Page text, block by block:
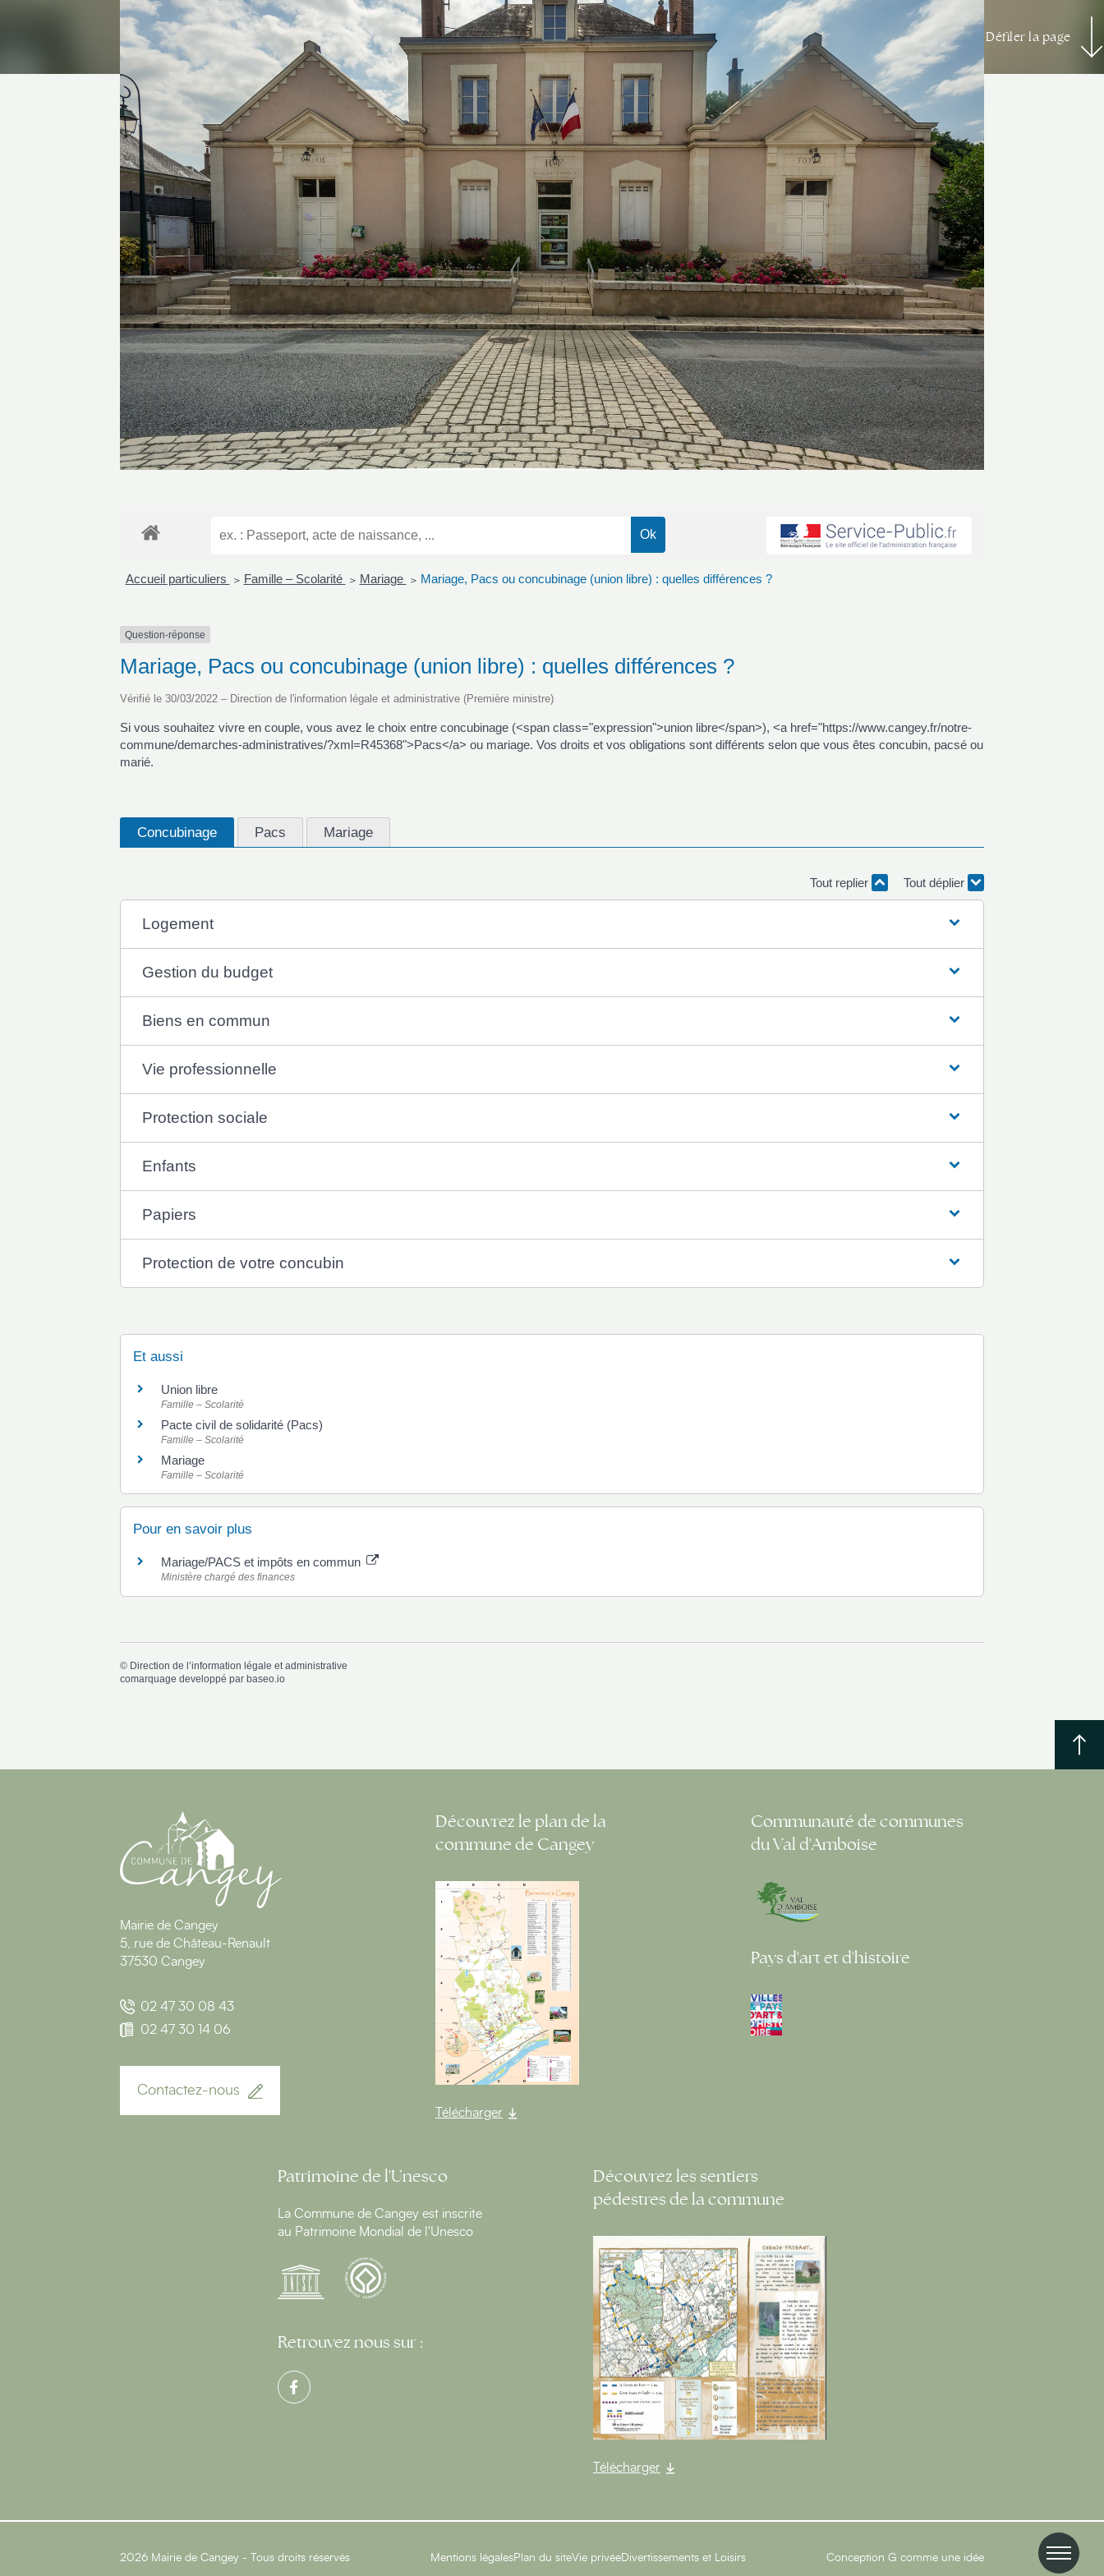
Défiler la page
Accueil particuliers > Famille – Scolarité > Mariage > Mariage, Pacs ou concubinage (union libre) : quelles différences ?
Question-réponse
Mariage, Pacs ou concubinage (union libre) : quelles différences ?
Vérifié le 30/03/2022 – Direction de l'information légale et administrative (Première ministre)
Si vous souhaitez vivre en couple, vous avez le choix entre concubinage (<span class="expression">union libre</span>), <a href="https://www.cangey.fr/notre-
commune/demarches-administratives/?xml=R45368">Pacs</a> ou mariage. Vos droits et vos obligations sont différents selon que vous êtes concubin, pacsé ou
marié.
Concubinage Pacs Mariage
Tout replier Tout déplier
Logement
Gestion du budget
Biens en commun
Vie professionnelle
Protection sociale
Enfants
Papiers
Protection de votre concubin
Et aussi
Union libre
Famille – Scolarité
Pacte civil de solidarité (Pacs)
Famille – Scolarité
Mariage
Famille – Scolarité
Pour en savoir plus
Mariage/PACS et impôts en commun
Ministère chargé des finances
© Direction de l’information légale et administrative
comarquage developpé par baseo.io
Mairie de Cangey
5, rue de Château-Renault
37530 Cangey
02 47 30 08 43
02 47 30 14 06
Contactez-nous
Découvrez le plan de la
commune de Cangey
Télécharger
Communauté de communes
du Val d'Amboise
Pays d'art et d'histoire
Patrimoine de l'Unesco
La Commune de Cangey est inscrite
au Patrimoine Mondial de l'Unesco
Retrouvez nous sur :
Découvrez les sentiers
pédestres de la commune
Télécharger
2026 Mairie de Cangey - Tous droits réservés Mentions légalesPlan du siteVie privéeDivertissements et Loisirs Conception G comme une idée